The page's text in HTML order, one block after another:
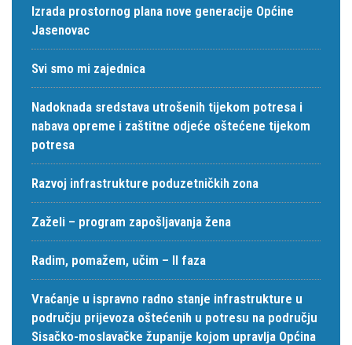
Izrada prostornog plana nove generacije Općine
Jasenovac
Svi smo mi zajednica
Nadoknada sredstava utrošenih tijekom potresa i
nabava opreme i zaštitne odjeće oštećene tijekom
potresa
Razvoj infrastrukture poduzetničkih zona
Zaželi – program zapošljavanja žena
Radim, pomažem, učim – II faza
Vraćanje u ispravno radno stanje infrastrukture u
području prijevoza oštećenih u potresu na području
Sisačko-moslavačke županije kojom upravlja Općina